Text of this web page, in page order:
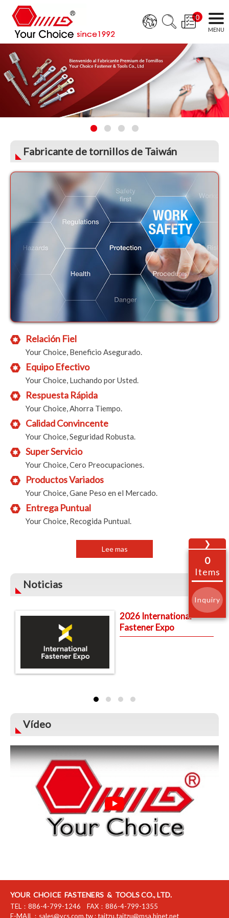
0
Fabricante de tornillos de Taiwán
Relación Fiel
Your Choice, Beneficio Asegurado.
Equipo Efectivo
Your Choice, Luchando por Usted.
Respuesta Rápida
Your Choice, Ahorra Tiempo.
Calidad Convincente
Your Choice, Seguridad Robusta.
Super Servicio
Your Choice, Cero Preocupaciones.
Productos Variados
Your Choice, Gane Peso en el Mercado.
Entrega Puntual
Your Choice, Recogida Puntual.
Lee mas
Noticias
2026 International
Fastener Expo
Vídeo
YOUR CHOICE FASTENERS & TOOLS CO., LTD.
TEL： 886-4-799-1246 FAX： 886-4-799-1355
E-MAIL： sales@ycs.com.tw;taitzu.taitzu@msa.hinet.net
❯
0
Items
Inquiry